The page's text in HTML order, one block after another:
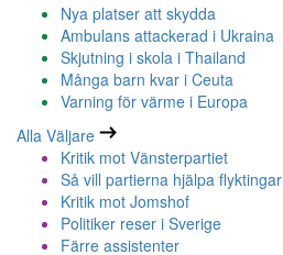
Nya platser att skydda
Ambulans attackerad i Ukraina
Skjutning i skola i Thailand
Många barn kvar i Ceuta
Varning för värme i Europa
Alla Väljare
Kritik mot Vänsterpartiet
Så vill partierna hjälpa flyktingar
Kritik mot Jomshof
Politiker reser i Sverige
Färre assistenter